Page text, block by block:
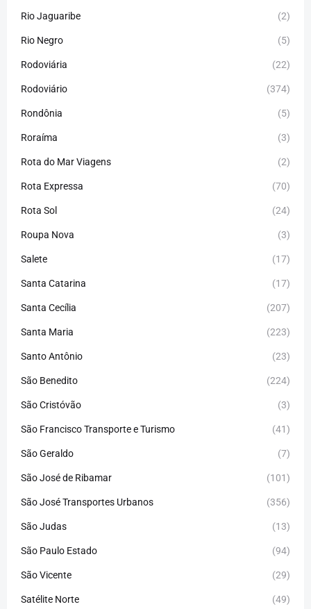
Rio Jaguaribe (2)
Rio Negro (5)
Rodoviária (22)
Rodoviário (374)
Rondônia (5)
Roraíma (3)
Rota do Mar Viagens (2)
Rota Expressa (70)
Rota Sol (24)
Roupa Nova (3)
Salete (17)
Santa Catarina (17)
Santa Cecília (207)
Santa Maria (223)
Santo Antônio (23)
São Benedito (224)
São Cristóvão (3)
São Francisco Transporte e Turismo (41)
São Geraldo (7)
São José de Ribamar (101)
São José Transportes Urbanos (356)
São Judas (13)
São Paulo Estado (94)
São Vicente (29)
Satélite Norte (49)